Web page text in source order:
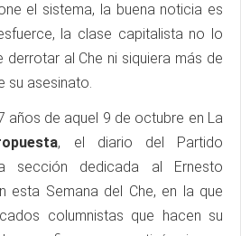
el sistema, la buena noticia es
la clase capitalista no lo
al Che ni siquiera más de
su asesinato.
años de aquel 9 de octubre en La
, el diario del Partido
sección dedicada al Ernesto
esta Semana del Che, en la que
columnistas que hacen su